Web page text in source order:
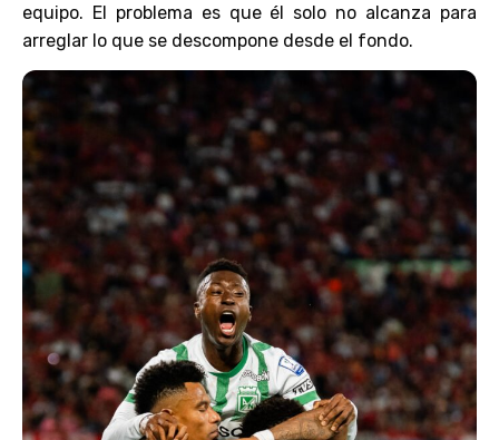
equipo. El problema es que él solo no alcanza para
arreglar lo que se descompone desde el fondo.